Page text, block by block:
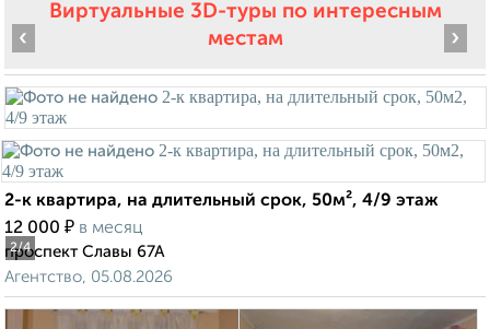
Виртуальные 3D-туры по интересным
местам
2/4
‹ ›
2-к квартира, на длительный срок, 50м², 4/9 этаж
12 000 ₽ в месяц
проспект Славы 67А
Агентство, 05.08.2026